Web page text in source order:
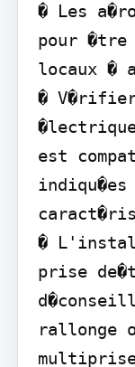
� Les
pour
locaux �
�
est
�
prise
rallonge